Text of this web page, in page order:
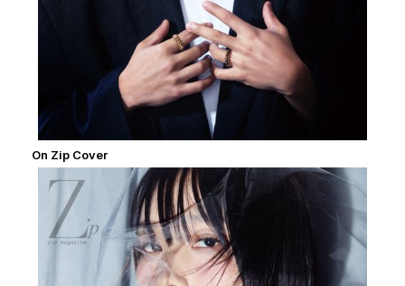
On Zip Cover